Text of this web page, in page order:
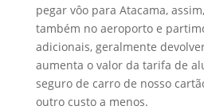
pegar vôo para Atacama,
também no aeroporto e
adicionais, geralmente
aumenta o valor da tarifa de
seguro de carro de nosso
outro custo a menos.